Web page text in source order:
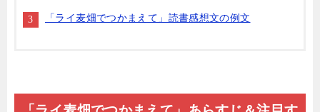
「ライ麦畑でつかまえて」読書感想文の例文